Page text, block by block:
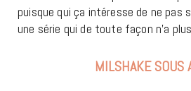
puisque qui ça intéresse de ne pas
une série qui de toute façon n’a
MILSHAKE SOUS